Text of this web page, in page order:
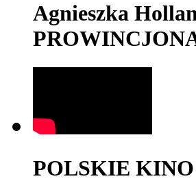
Agnieszka
POLSKIE KINO